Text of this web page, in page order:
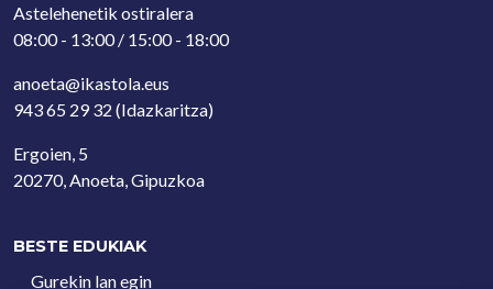
Astelehenetik ostiralera
08:00 - 13:00 / 15:00 - 18:00
anoeta@ikastola.eus
943 65 29 32 (Idazkaritza)
Ergoien, 5
20270, Anoeta, Gipuzkoa
BESTE EDUKIAK
Gurekin lan egin